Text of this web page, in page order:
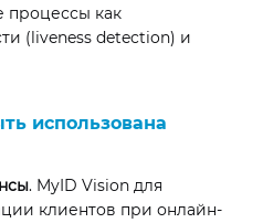
процессы как
(liveness detection) и
использована
. MyID Vision для
клиентов при онлайн-